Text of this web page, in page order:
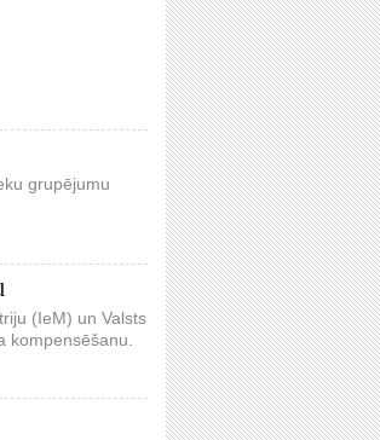
grupējumu
(IeM) un Valsts